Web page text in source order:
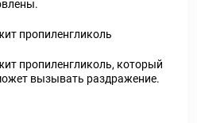
пропиленгликоль
пропиленгликоль, который
вызывать раздражение.